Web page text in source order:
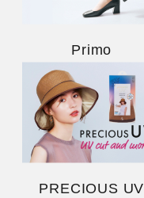
Primo
PRECIOUS UV